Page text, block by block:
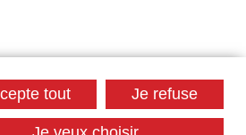
tout Je refuse